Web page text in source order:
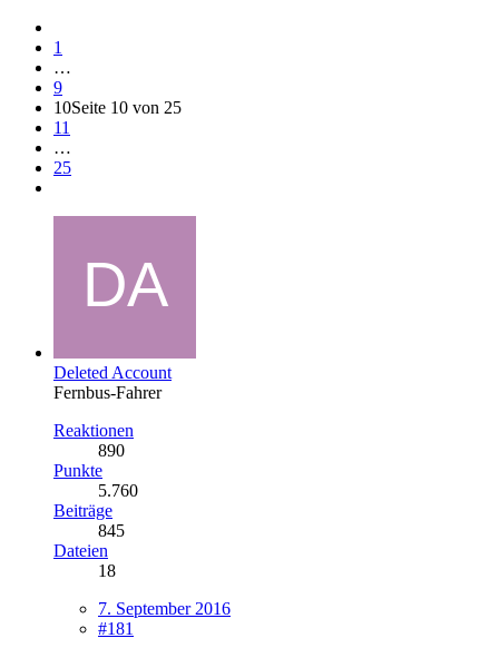
1
…
9
10Seite 10 von 25
11
…
25
Deleted Account
Fernbus-Fahrer
Reaktionen
890
Punkte
5.760
Beiträge
845
Dateien
18
7. September 2016
#181